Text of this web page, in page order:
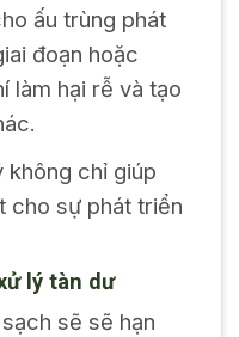
ấu trùng phát
đoạn hoặc
làm hại rễ và tạo
không chỉ giúp
cho sự phát triển
lý tàn dư
sẽ sẽ hạn